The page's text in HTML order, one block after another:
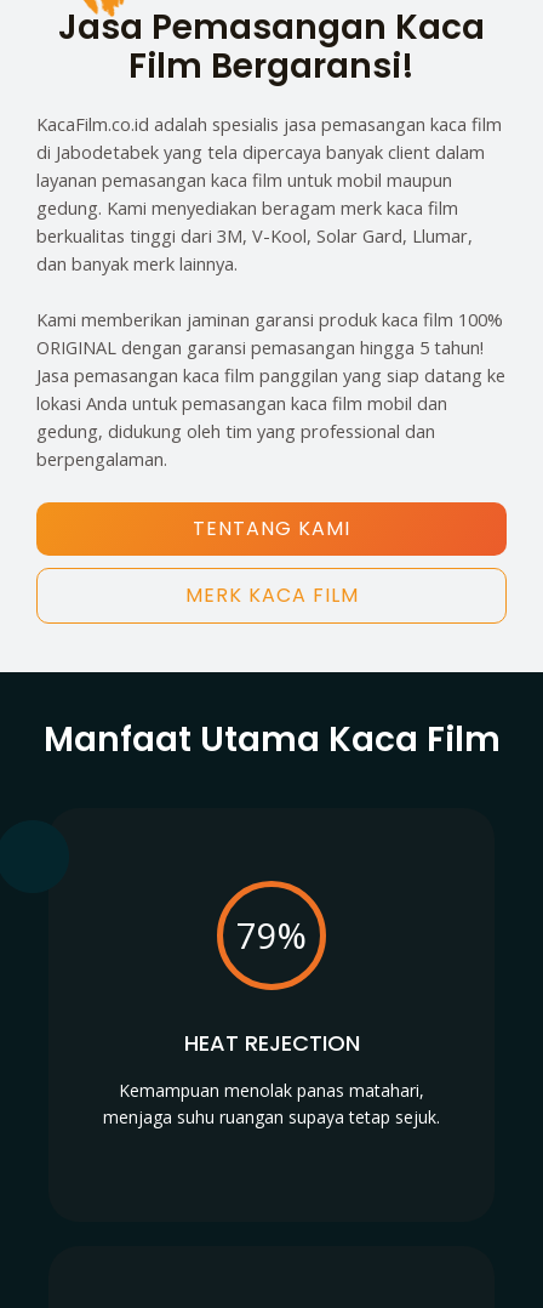
Jasa Pemasangan Kaca
Film Bergaransi!
KacaFilm.co.id adalah spesialis jasa pemasangan kaca film
di Jabodetabek yang tela dipercaya banyak client dalam
layanan pemasangan kaca film untuk mobil maupun
gedung. Kami menyediakan beragam merk kaca film
berkualitas tinggi dari 3M, V-Kool, Solar Gard, Llumar,
dan banyak merk lainnya.
Kami memberikan jaminan garansi produk kaca film 100%
ORIGINAL dengan garansi pemasangan hingga 5 tahun!
Jasa pemasangan kaca film panggilan yang siap datang ke
lokasi Anda untuk pemasangan kaca film mobil dan
gedung, didukung oleh tim yang professional dan
berpengalaman.
TENTANG KAMI
MERK KACA FILM
Manfaat Utama Kaca Film
79%
HEAT REJECTION
Kemampuan menolak panas matahari,
menjaga suhu ruangan supaya tetap sejuk.